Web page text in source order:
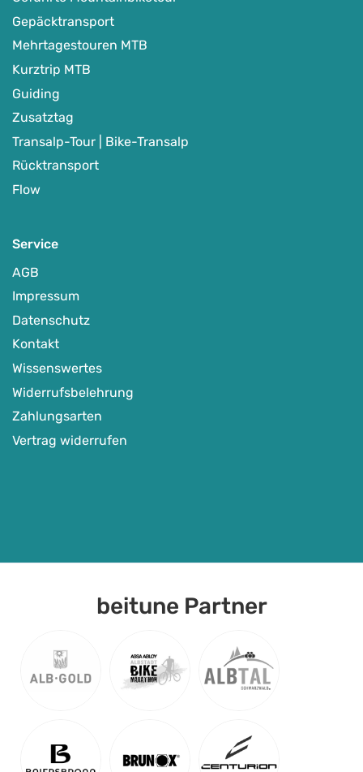
Gepäcktransport
Mehrtagestouren MTB
Kurztrip MTB
Guiding
Zusatztag
Transalp-Tour | Bike-Transalp
Rücktransport
Flow
Service
AGB
Impressum
Datenschutz
Kontakt
Wissenswertes
Widerrufsbelehrung
Zahlungsarten
Vertrag widerrufen
beitune Partner